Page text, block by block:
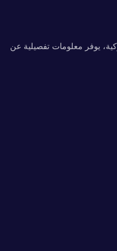
يوفر معلومات تفصيلية عن